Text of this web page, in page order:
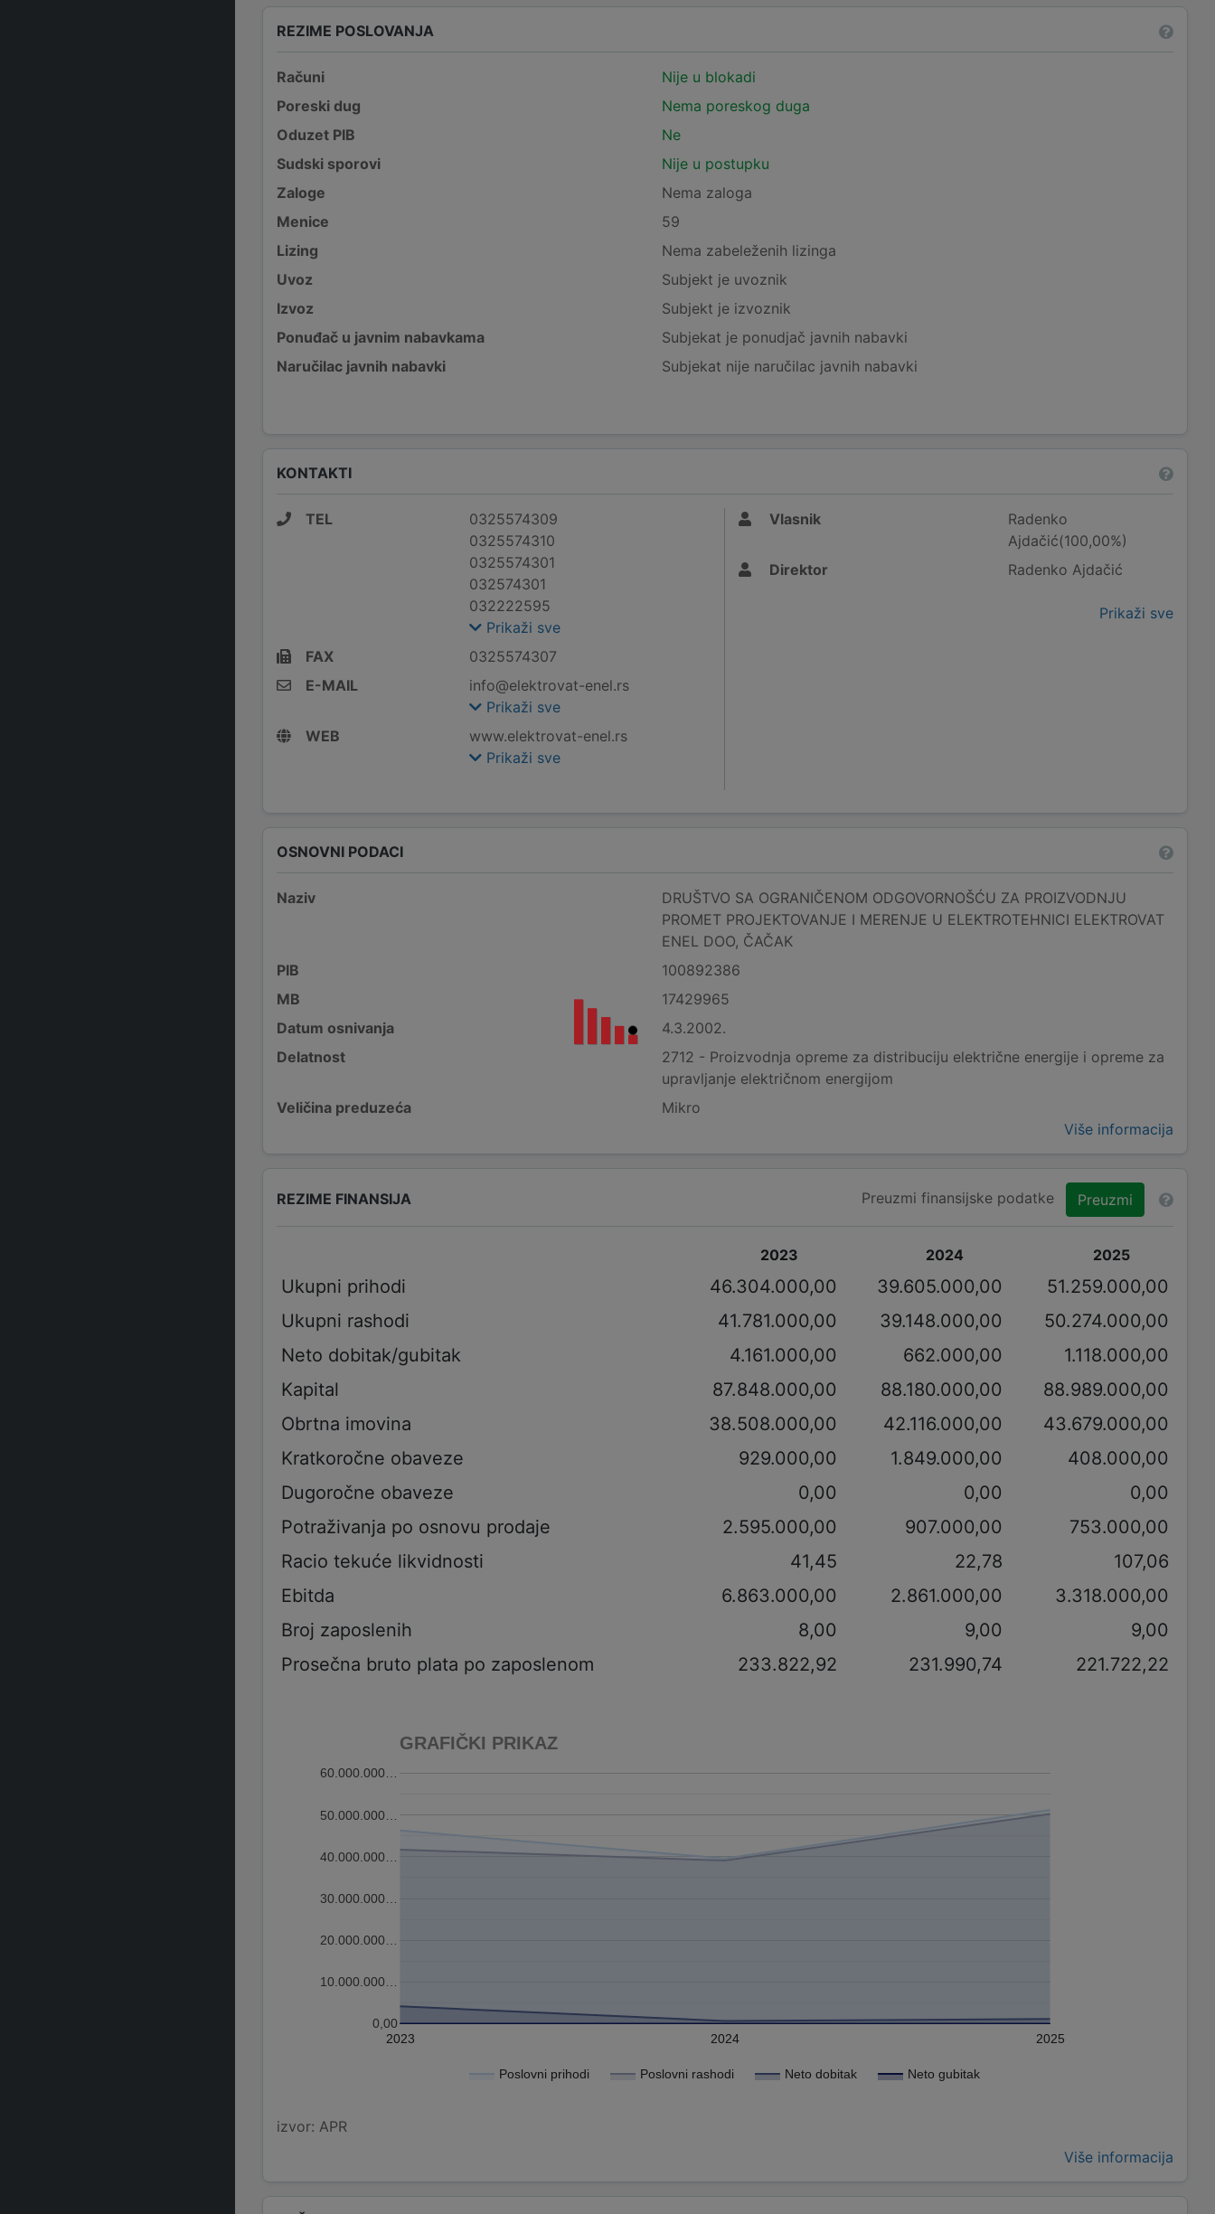
REZIME POSLOVANJA
Računi
Nije u blokadi
Poreski dug
Nema poreskog duga
Oduzet PIB
Ne
Sudski sporovi
Nije u postupku
Zaloge
Nema zaloga
Menice
59
Lizing
Nema zabeleženih lizinga
Uvoz
Subjekt je uvoznik
Izvoz
Subjekt je izvoznik
Ponuđač u javnim nabavkama
Subjekat je ponudjač javnih nabavki
Naručilac javnih nabavki
Subjekat nije naručilac javnih nabavki
KONTAKTI
TEL
0325574309
0325574310
0325574301
032574301
032222595
Prikaži sve
FAX
0325574307
E-MAIL
info@elektrovat-enel.rs
Prikaži sve
WEB
www.elektrovat-enel.rs
Prikaži sve
Vlasnik
Radenko
Ajdačić(100,00%)
Direktor
Radenko Ajdačić
Prikaži sve
OSNOVNI PODACI
Naziv
DRUŠTVO SA OGRANIČENOM ODGOVORNOŠĆU ZA PROIZVODNJU
PROMET PROJEKTOVANJE I MERENJE U ELEKTROTEHNICI ELEKTROVAT
ENEL DOO, ČAČAK
PIB
100892386
MB
17429965
Datum osnivanja
4.3.2002.
Delatnost
2712 - Proizvodnja opreme za distribuciju električne energije i opreme za
upravljanje električnom energijom
Veličina preduzeća
Mikro
Više informacija
REZIME FINANSIJA Preuzmi finansijske podatke Preuzmi
2023 2024 2025
Ukupni prihodi 46.304.000,00 39.605.000,00
51.259.000,00
Ukupni rashodi
41.781.000,00 39.148.000,00
50.274.000,00
Neto dobitak/gubitak
4.161.000,00 662.000,00
1.118.000,00
Kapital
87.848.000,00 88.180.000,00
88.989.000,00
Obrtna imovina
38.508.000,00 42.116.000,00
43.679.000,00
Kratkoročne obaveze
929.000,00 1.849.000,00
408.000,00
Dugoročne obaveze
0,00 0,00
0,00
Potraživanja po osnovu prodaje
2.595.000,00 907.000,00
753.000,00
Racio tekuće likvidnosti
41,45 22,78
107,06
Ebitda
6.863.000,00 2.861.000,00
3.318.000,00
Broj zaposlenih
8,00 9,00
9,00
Prosečna bruto plata po zaposlenom
233.822,92 231.990,74 221.722,22
GRAFIČKI PRIKAZ
Poslovni prihodi Poslovni rashodi Neto dobitak Neto gubitak
2023 2024 2025
0,00
10.000.000…
20.000.000…
30.000.000…
40.000.000…
50.000.000…
60.000.000…
izvor: APR
Više informacija